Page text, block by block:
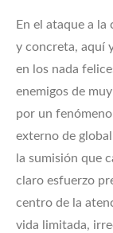
En el ataque a
y concreta, aquí
en los nada
enemigos de
por un
externo de
la sumisión que
claro esfuerzo
centro de la
vida limitada,